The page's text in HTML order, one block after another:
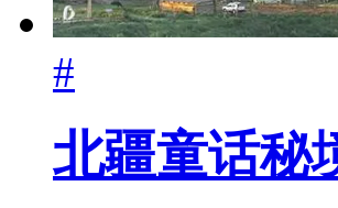
#
北疆童话秘